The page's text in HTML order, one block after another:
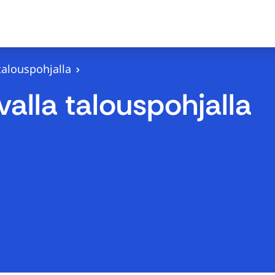
talouspohjalla